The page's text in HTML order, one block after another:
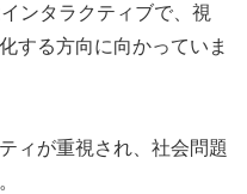
ンタラクティブで、視
する方向に向かっていま
ィが重視され、社会問題